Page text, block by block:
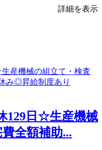
詳細を表示
129日☆生産機械
全額補助...